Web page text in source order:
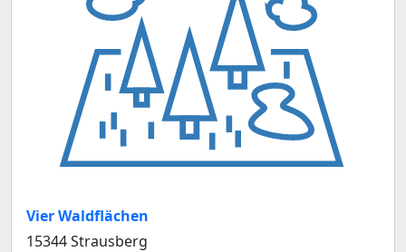
Vier Waldflächen
15344 Strausberg